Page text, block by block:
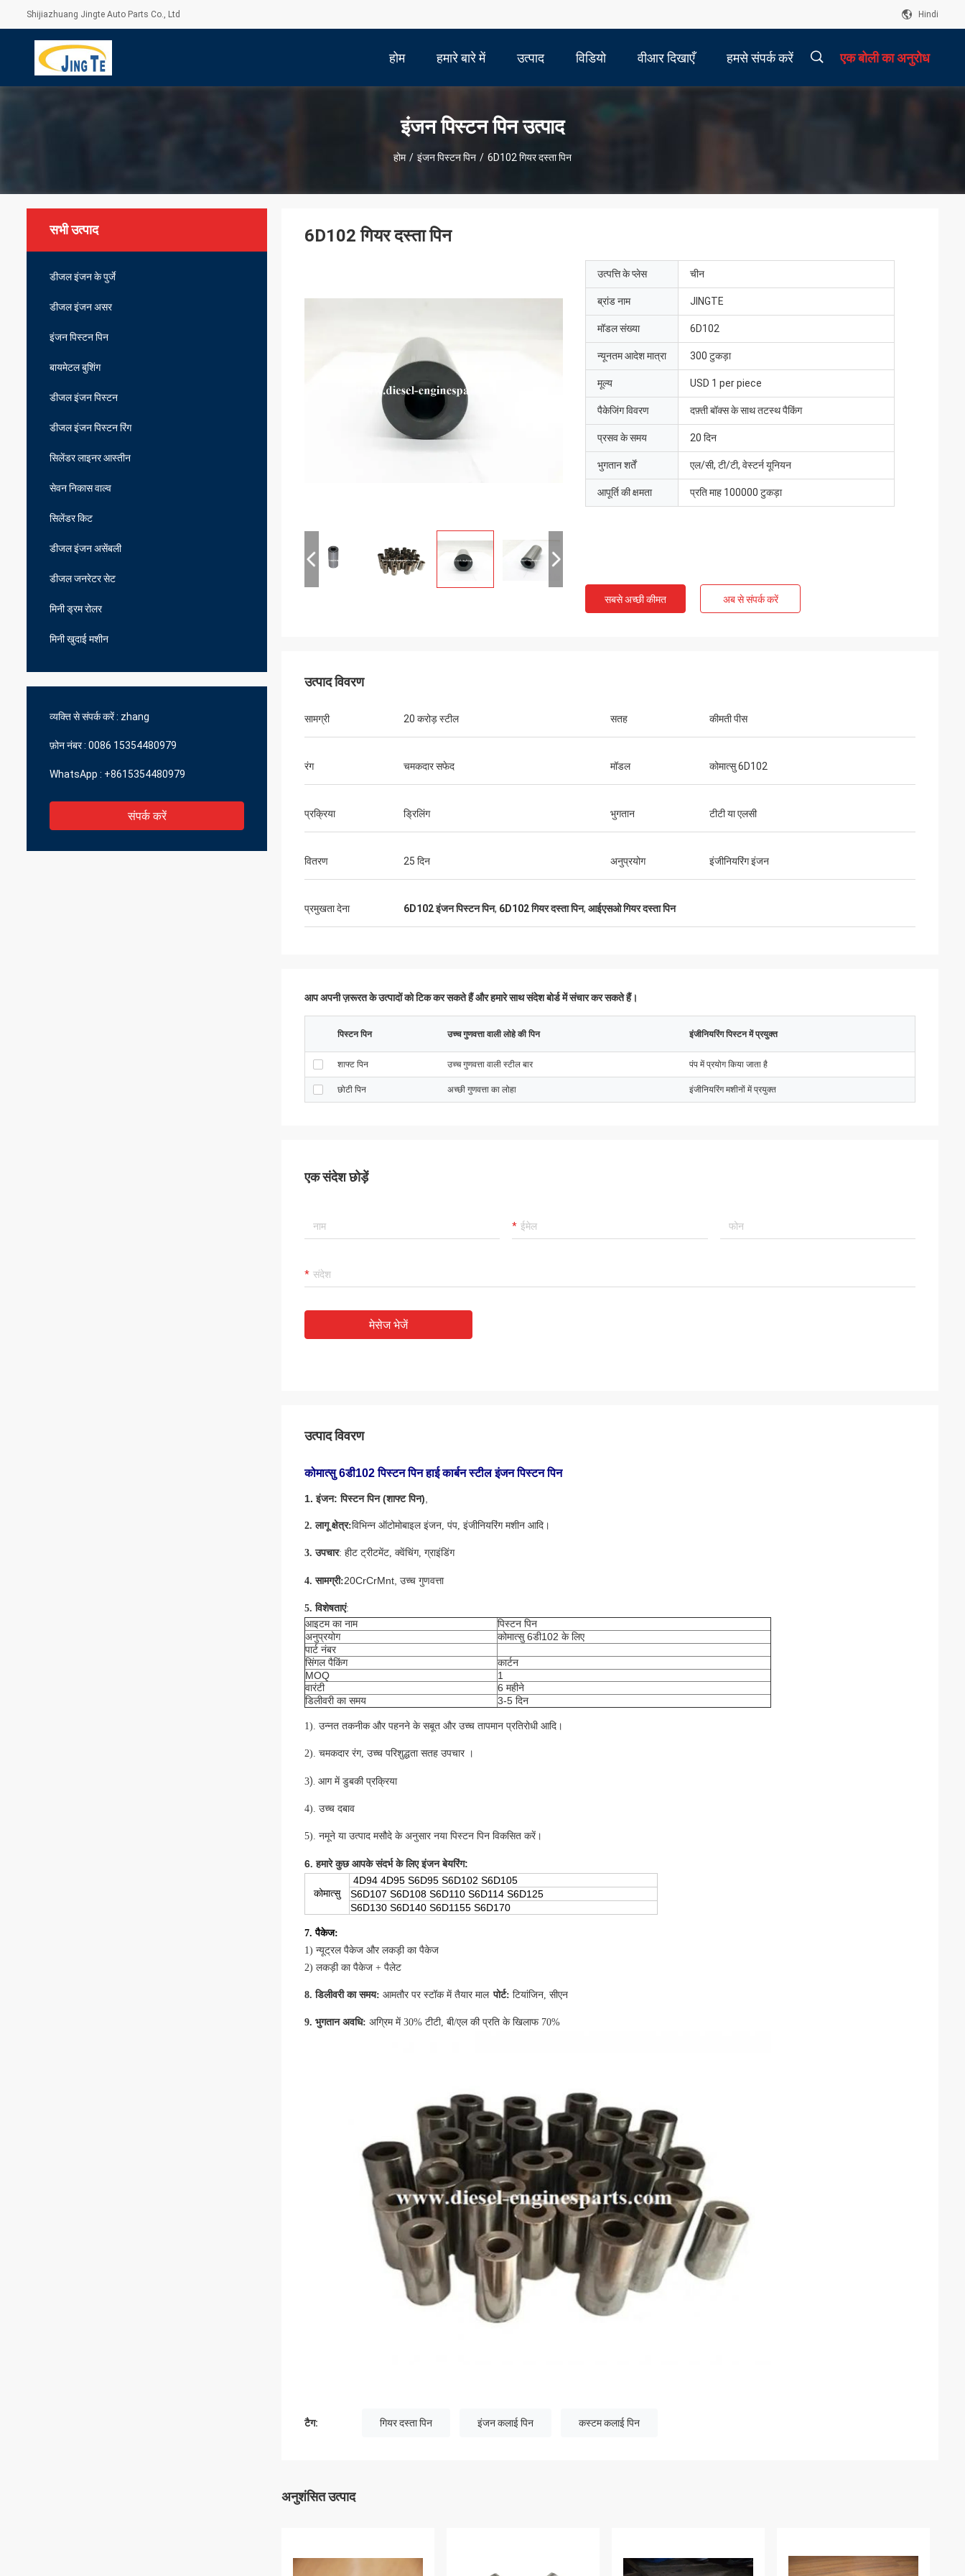
Shijiazhuang Jingte Auto Parts Co., Ltd Hindi
होम हमारे बारे में उत्पाद विडियो वीआर दिखाएँ हमसे संपर्क करें एक बोली का अनुरोध
इंजन पिस्टन पिन उत्पाद
होम / इंजन पिस्टन पिन / 6D102 गियर दस्ता पिन
सभी उत्पाद
डीजल इंजन के पुर्जे
डीजल इंजन असर
इंजन पिस्टन पिन
बायमेटल बुशिंग
डीजल इंजन पिस्टन
डीजल इंजन पिस्टन रिंग
सिलेंडर लाइनर आस्तीन
सेवन निकास वाल्व
सिलेंडर किट
डीजल इंजन असेंबली
डीजल जनरेटर सेट
मिनी ड्रम रोलर
मिनी खुदाई मशीन
व्यक्ति से संपर्क करें : zhang
फ़ोन नंबर : 0086 15354480979
WhatsApp : +8615354480979
संपर्क करें
6D102 गियर दस्ता पिन
उत्पत्ति के प्लेस चीन
ब्रांड नाम JINGTE
मॉडल संख्या 6D102
न्यूनतम आदेश मात्रा 300 टुकड़ा
मूल्य USD 1 per piece
पैकेजिंग विवरण दफ़्ती बॉक्स के साथ तटस्थ पैकिंग
प्रसव के समय 20 दिन
भुगतान शर्तें एल/सी, टी/टी, वेस्टर्न यूनियन
आपूर्ति की क्षमता प्रति माह 100000 टुकड़ा
सबसे अच्छी कीमत अब से संपर्क करें
उत्पाद विवरण
सामग्री 20 करोड़ स्टील सतह कीमती पीस
रंग चमकदार सफेद मॉडल कोमात्सु 6D102
प्रक्रिया ड्रिलिंग भुगतान टीटी या एलसी
वितरण 25 दिन अनुप्रयोग इंजीनियरिंग इंजन
प्रमुखता देना 6D102 इंजन पिस्टन पिन, 6D102 गियर दस्ता पिन, आईएसओ गियर दस्ता पिन
आप अपनी ज़रूरत के उत्पादों को टिक कर सकते हैं और हमारे साथ संदेश बोर्ड में संचार कर सकते हैं।
पिस्टन पिन उच्च गुणवत्ता वाली लोहे की पिन इंजीनियरिंग पिस्टन में प्रयुक्त
शाफ्ट पिन उच्च गुणवत्ता वाली स्टील बार पंप में प्रयोग किया जाता है
छोटी पिन अच्छी गुणवत्ता का लोहा इंजीनियरिंग मशीनों में प्रयुक्त
एक संदेश छोड़ें
मेसेज भेजें
उत्पाद विवरण
कोमात्सु 6डी102 पिस्टन पिन हाई कार्बन स्टील इंजन पिस्टन पिन
1. इंजन: पिस्टन पिन (शाफ्ट पिन)
2. लागू क्षेत्र:विभिन्न ऑटोमोबाइल इंजन, पंप, इंजीनियरिंग मशीन आदि।
3.उपचार: हीट ट्रीटमेंट, क्वेंचिंग, ग्राइंडिंग
4.सामग्री:20CrCrMnt, उच्च गुणवत्ता
5. विशेषताएं:
आइटम का नाम
पिस्टन पिन
अनुप्रयोग
कोमात्सु 6डी102 के लिए
पार्ट नंबर
सिंगल पैकिंग
कार्टन
MOQ
1
वारंटी
6 महीने
डिलीवरी का समय
3-5 दिन
1). उन्नत तकनीक और पहनने के सबूत और उच्च तापमान प्रतिरोधी आदि।
2). चमकदार रंग, उच्च परिशुद्धता सतह उपचार ।
3). आग में डुबकी प्रक्रिया
4). उच्च दबाव
5). नमूने या उत्पाद मसौदे के अनुसार नया पिस्टन पिन विकसित करें।
6. हमारे कुछआपके संदर्भ के लिए इंजन बेयरिंग:
कोमात्सु
4D94 4D95 S6D95 S6D102 S6D105
S6D107 S6D108 S6D110 S6D114 S6D125
S6D130 S6D140 S6D1155 S6D170
7. पैकेज:
1) न्यूट्रल पैकेज और लकड़ी का पैकेज
2) लकड़ी का पैकेज + पैलेट
8. डिलीवरी का समय: आमतौर पर स्टॉक में तैयार माल पोर्ट: टियांजिन, सीएन
9. भुगतान अवधि: अग्रिम में 30% टीटी, बी/एल की प्रति के खिलाफ 70%
टैग: गियर दस्ता पिन इंजन कलाई पिन कस्टम कलाई पिन
अनुशंसित उत्पाद